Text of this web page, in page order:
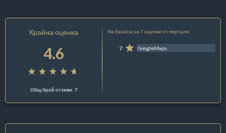
Крайна оценка
4.6
Общ брой отзиви: 7
На базата на 7 оценки от портали:
7 GoogleMaps